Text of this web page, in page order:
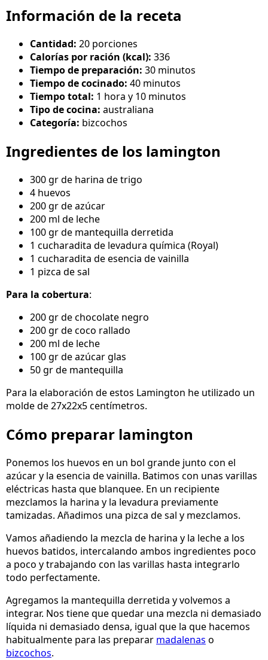
Información de la receta
Cantidad: 20 porciones
Calorías por ración (kcal): 336
Tiempo de preparación: 30 minutos
Tiempo de cocinado: 40 minutos
Tiempo total: 1 hora y 10 minutos
Tipo de cocina: australiana
Categoría: bizcochos
Ingredientes de los lamington
300 gr de harina de trigo
4 huevos
200 gr de azúcar
200 ml de leche
100 gr de mantequilla derretida
1 cucharadita de levadura química (Royal)
1 cucharadita de esencia de vainilla
1 pizca de sal
Para la cobertura:
200 gr de chocolate negro
200 gr de coco rallado
200 ml de leche
100 gr de azúcar glas
50 gr de mantequilla
Para la elaboración de estos Lamington he utilizado un
molde de 27x22x5 centímetros.
Cómo preparar lamington
Ponemos los huevos en un bol grande junto con el
azúcar y la esencia de vainilla. Batimos con unas varillas
eléctricas hasta que blanquee. En un recipiente
mezclamos la harina y la levadura previamente
tamizadas. Añadimos una pizca de sal y mezclamos.
Vamos añadiendo la mezcla de harina y la leche a los
huevos batidos, intercalando ambos ingredientes poco
a poco y trabajando con las varillas hasta integrarlo
todo perfectamente.
Agregamos la mantequilla derretida y volvemos a
integrar. Nos tiene que quedar una mezcla ni demasiado
líquida ni demasiado densa, igual que la que hacemos
habitualmente para las preparar madalenas o
bizcochos.